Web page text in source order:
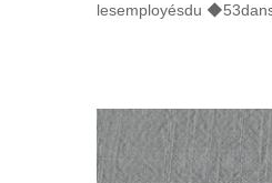
lesemployésdu ◆